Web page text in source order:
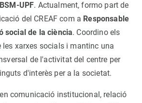
UPF. Actualment, formo part de
del CREAF com a Responsable
social de la ciència. Coordino els
les xarxes socials i mantinc una
de l'activitat del centre per
d'interès per a la societat.
comunicació institucional, relació